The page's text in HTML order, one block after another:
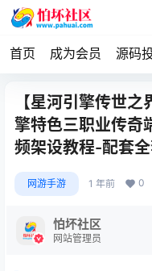
首页 成为会员 源码
【星河引擎传世
擎特色三职业传奇
频架设教程-配套
网游手游 1 年前 0
怕坏社区
网站管理员